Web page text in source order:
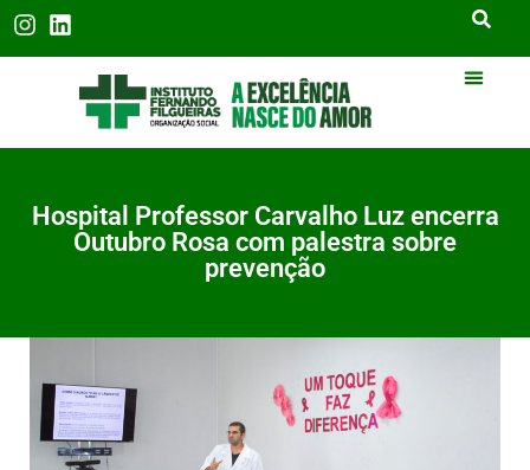
Hospital Professor Carvalho Luz encerra
Outubro Rosa com palestra sobre
prevenção